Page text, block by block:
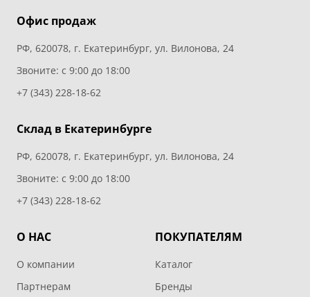
Офис продаж
РФ, 620078, г. Екатеринбург, ул. Вилонова, 24
Звоните: с 9:00 до 18:00
+7 (343) 228-18-62
Склад в Екатеринбурге
РФ, 620078, г. Екатеринбург, ул. Вилонова, 24
Звоните: с 9:00 до 18:00
+7 (343) 228-18-62
О НАС
О компании
Партнерам
ПОКУПАТЕЛЯМ
Каталог
Бренды